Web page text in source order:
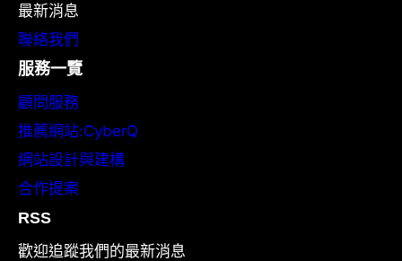
最新消息
聯絡我們
服務一覽
顧問服務
推薦網站:CyberQ
網站設計與建構
合作提案
RSS
歡迎追蹤我們的最新消息